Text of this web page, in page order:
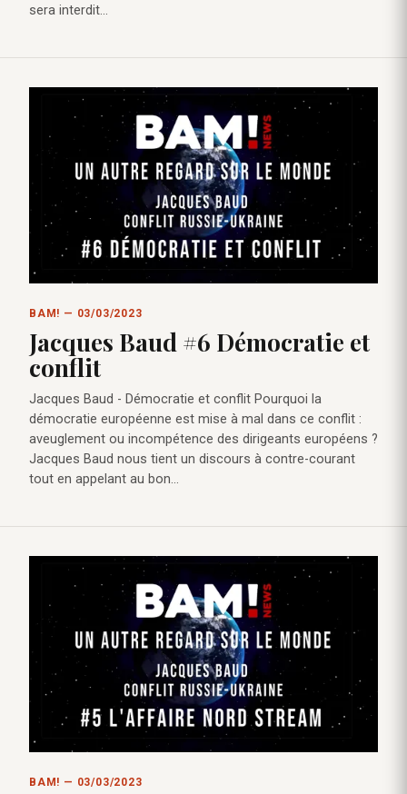
sera interdit…
BAM! — 03/03/2023
Jacques Baud #6 Démocratie et
conflit
Jacques Baud - Démocratie et conflit Pourquoi la
démocratie européenne est mise à mal dans ce conflit :
aveuglement ou incompétence des dirigeants européens ?
Jacques Baud nous tient un discours à contre-courant
tout en appelant au bon…
BAM! — 03/03/2023